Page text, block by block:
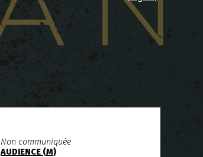
Non communiquée
AUDIENCE (M)